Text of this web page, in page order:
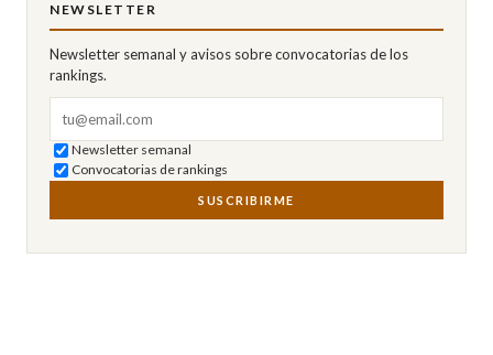
NEWSLETTER
Newsletter semanal y avisos sobre convocatorias de los
rankings.
Newsletter semanal
Convocatorias de rankings
SUSCRIBIRME